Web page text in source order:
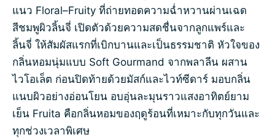
แนว Floral–Fruity ที่ถ่ายทอดความฉ่ำหวานผ่านเฉด
สีชมพูผิวลิ้นจี่ เปิดตัวด้วยความสดชื่นจากลูกแพร์และ
ลิ้นจี่ ให้สัมผัสแรกที่เบิกบานและเป็นธรรมชาติ หัวใจของ
กลิ่นหอมนุ่มแบบ Soft Gourmand จากพลาลีน ผสาน
ไวโอเล็ต ก่อนปิดท้ายด้วยมัสก์และไวท์ซีดาร์ มอบกลิ่น
แนบผิวอย่างอ่อนโยน อบอุ่นละมุนราวแสงอาทิตย์ยาม
เย็น Fruita คือกลิ่นหอมของฤดูร้อนที่เหมาะกับทุกวันและ
ทุกช่วงเวลาพิเศษ